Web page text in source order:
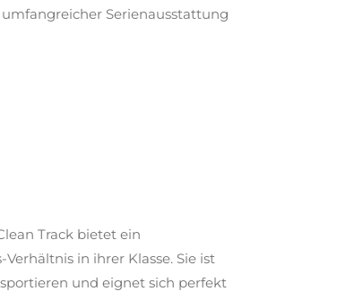
Serienausstattung
Track bietet ein
in ihrer Klasse. Sie ist
und eignet sich perfekt